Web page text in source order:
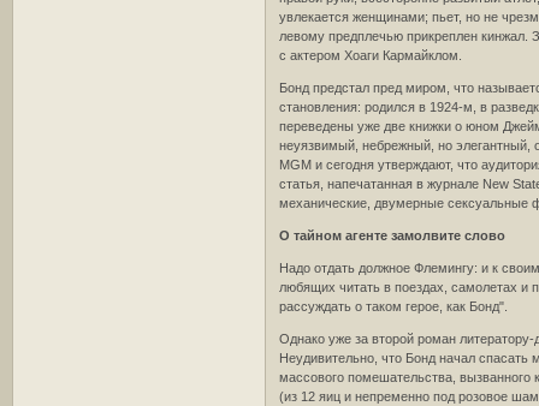
увлекается женщинами; пьет, но не
левому предплечью прикреплен
с актером Хоаги Кармайклом.
Бонд предстал пред миром, что
становления: родился в 1924-м, в
переведены уже две книжки о юном
неуязвимый, небрежный, но элегантный,
MGM и сегодня утверждают, что
статья, напечатанная в журнале New
механические, двумерные сексуальные
О тайном агенте замолвите слово
Надо отдать должное Флемингу: и к
любящих читать в поездах, самолетах и
рассуждать о таком герое, как Бонд".
Однако уже за второй роман
Неудивительно, что Бонд начал спасать
массового помешательства, вызванного
(из 12 яиц и непременно под розовое